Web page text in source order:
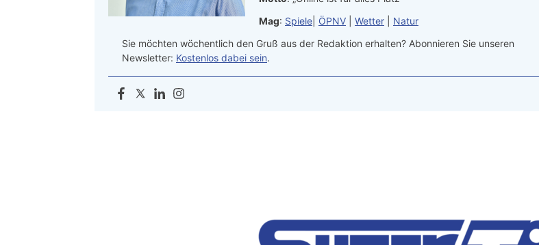
Mag: Spiele ÖPNV Wetter
Natur
Sie möchten wöchentlich den Gruß aus der Redaktion erhalten? Abonnieren Sie unseren
Newsletter: Kostenlos dabei sein.